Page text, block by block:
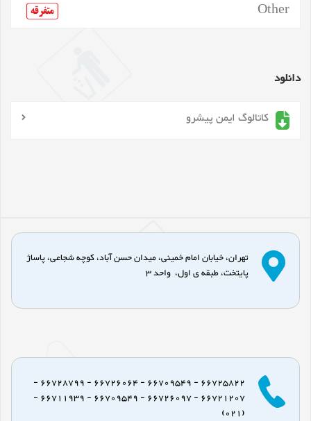
Other
دانلود
کاتالوگ ایمن پیشرو
تهران، خیابان امام خمینی، میدان حسن آباد، کوچه شجاعی، پاساژ
پایتخت، طبقه ی اول، واحد 3
66725822 - 66709549 - 66726064 - 66728799 -
66721207 - 66726097 - 66709549 - 66711939 -